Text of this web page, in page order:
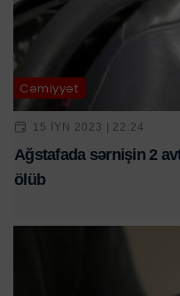
Cəmiyyət
15 IYN 2023 | 22:24
Ağstafada sərnişin 2
ölüb